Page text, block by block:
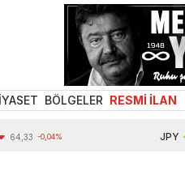
BÖLGELER RESMİ İLAN
-0,04% 30,22